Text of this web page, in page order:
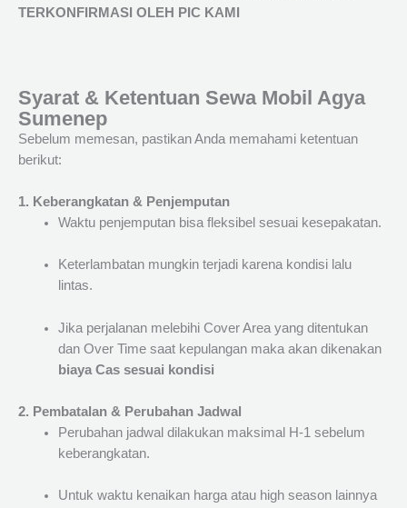
TERKONFIRMASI OLEH PIC KAMI
Syarat & Ketentuan Sewa Mobil Agya
Sumenep
Sebelum memesan, pastikan Anda memahami ketentuan
berikut:
1. Keberangkatan & Penjemputan
Waktu penjemputan bisa fleksibel sesuai kesepakatan.
Keterlambatan mungkin terjadi karena kondisi lalu
lintas.
Jika perjalanan melebihi Cover Area yang ditentukan
dan Over Time saat kepulangan maka akan dikenakan
biaya Cas sesuai kondisi
2. Pembatalan & Perubahan Jadwal
Perubahan jadwal dilakukan maksimal H-1 sebelum
keberangkatan.
Untuk waktu kenaikan harga atau high season lainnya